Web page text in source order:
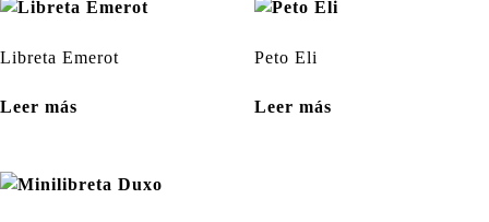
Libreta Emerot
Leer más
Peto Eli
Leer más